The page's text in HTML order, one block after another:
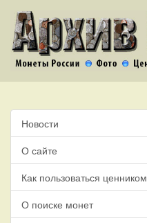
Новости
О сайте
Как пользоваться ценником
О поиске монет